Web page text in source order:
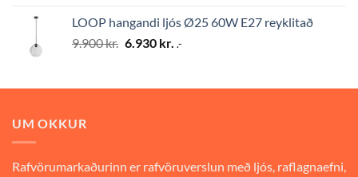
9.900 kr..6.930 kr..
LOOP hangandi ljós Ø25 60W E27 reyklitað
9.900kr. Original
9.900 kr..
6.930 kr. Current
6.930 kr..
.-
UM OKKUR
Rafvörumarkaðurinn er rafvöruverslun með ljós, raflagnaefni,